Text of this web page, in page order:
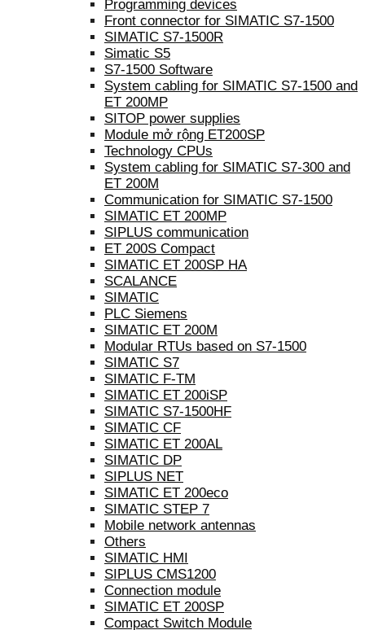
Programming devices
Front connector for SIMATIC S7-1500
SIMATIC S7-1500R
Simatic S5
S7-1500 Software
System cabling for SIMATIC S7-1500 and
ET 200MP
SITOP power supplies
Module mở rộng ET200SP
Technology CPUs
System cabling for SIMATIC S7-300 and
ET 200M
Communication for SIMATIC S7-1500
SIMATIC ET 200MP
SIPLUS communication
ET 200S Compact
SIMATIC ET 200SP HA
SCALANCE
SIMATIC
PLC Siemens
SIMATIC ET 200M
Modular RTUs based on S7-1500
SIMATIC S7
SIMATIC F-TM
SIMATIC ET 200iSP
SIMATIC S7-1500HF
SIMATIC CF
SIMATIC ET 200AL
SIMATIC DP
SIPLUS NET
SIMATIC ET 200eco
SIMATIC STEP 7
Mobile network antennas
Others
SIMATIC HMI
SIPLUS CMS1200
Connection module
SIMATIC ET 200SP
Compact Switch Module